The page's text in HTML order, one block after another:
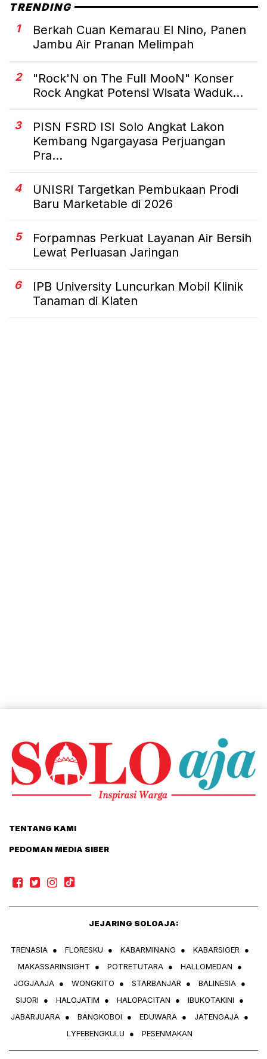
TRENDING
1
Berkah Cuan Kemarau El Nino, Panen
Jambu Air Pranan Melimpah
2
"Rock'N on The Full MooN" Konser
Rock Angkat Potensi Wisata Waduk...
3
PISN FSRD ISI Solo Angkat Lakon
Kembang Ngargayasa Perjuangan
Pra...
4
UNISRI Targetkan Pembukaan Prodi
Baru Marketable di 2026
5
Forpamnas Perkuat Layanan Air Bersih
Lewat Perluasan Jaringan
6
IPB University Luncurkan Mobil Klinik
Tanaman di Klaten
TENTANG KAMI
PEDOMAN MEDIA SIBER
JEJARING SOLOAJA:
TRENASIA ● FLORESKU ● KABARMINANG ● KABARSIGER
●
MAKASSARINSIGHT
● POTRETUTARA ● HALLOMEDAN
●
JOGJAAJA ● WONGKITO ● STARBANJAR ● BALINESIA ●
SIJORI
● HALOJATIM ● HALOPACITAN ● IBUKOTAKINI
●
JABARJUARA ● BANGKOBOI ● EDUWARA ● JATENGAJA ●
LYFEBENGKULU
● PESENMAKAN